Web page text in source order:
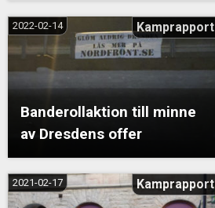
inlägg
Banderollaktion till minne
av Dresdens offer
2022-02-14 Kamprapport
2021-02-17 Kamprapport